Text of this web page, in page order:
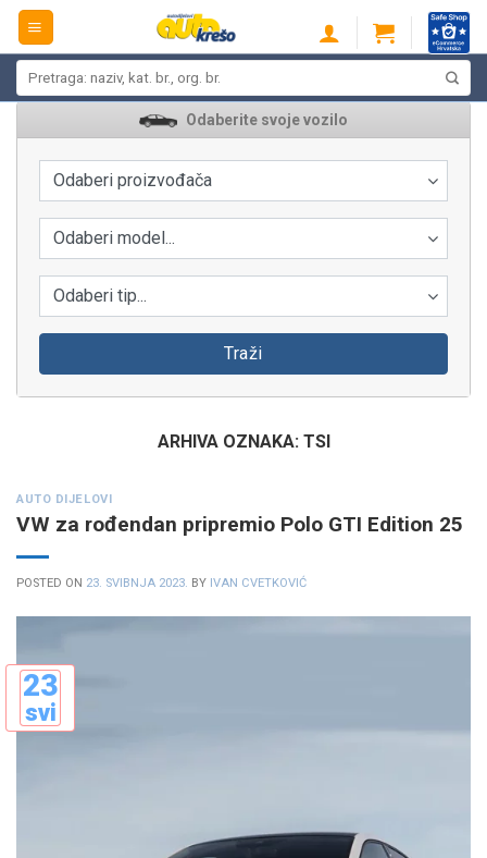
Skip
content
Odaberite svoje vozilo
Odaberi proizvođača
Odaberi model...
Odaberi tip...
Traži
ARHIVA OZNAKA: TSI
AUTO DIJELOVI
VW za rođendan pripremio Polo GTI Edition 25
POSTED ON 23. SVIBNJA 2023. BY IVAN CVETKOVIĆ
23
svi